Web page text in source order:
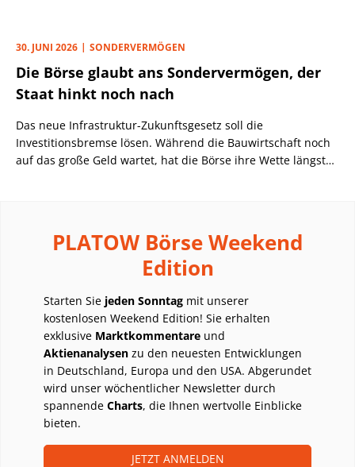
30. JUNI 2026 SONDERVERMÖGEN
Die Börse glaubt ans Sondervermögen, der
Staat hinkt noch nach
Das neue Infrastruktur-Zukunftsgesetz soll die
Investitionsbremse lösen. Während die Bauwirtschaft noch
auf das große Geld wartet, hat die Börse ihre Wette längst
PLATOW Börse Weekend
Edition
Starten Sie jeden Sonntag mit unserer
kostenlosen Weekend Edition! Sie erhalten
exklusive Marktkommentare und
Aktienanalysen zu den neuesten Entwicklungen
in Deutschland, Europa und den USA. Abgerundet
wird unser wöchentlicher Newsletter durch
spannende Charts, die Ihnen wertvolle Einblicke
bieten.
JETZT ANMELDEN